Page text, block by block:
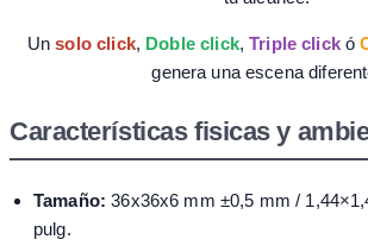
Unsolo click, Doble click,Triple clickó
genera una escena
Características fisicas y
Tamaño: 36x36x6 mm ±0,5 mm /
pulg.